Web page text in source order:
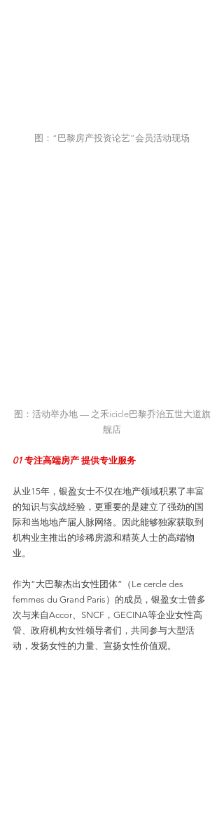
图：“巴黎房产投资论艺”会员活动现场
图：活动举办地 — 之禾icicle巴黎乔治五世大道旗
舰店
01 专注高端房产 提供专业服务
从业15年，银盈女士不仅在地产领域积累了丰富
的知识与实战经验，更重要的是建立了强劲的国
际和当地地产届人脉网络。因此能够独家获取到
机构业主推出的珍稀房源和精英人士的高端物
业。
作为“大巴黎杰出女性团体”（Le cercle des
femmes du Grand Paris）的成员，银盈女士曾多
次与来自Accor、SNCF，GECINA等企业女性高
管、政府机构女性领导者们，共同参与大型活
动，发扬女性的力量、宣扬女性价值观。